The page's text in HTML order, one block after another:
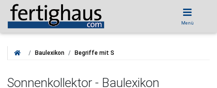
Menü
Baulexikon Begriffe mit S
Sonnenkollektor - Baulexikon